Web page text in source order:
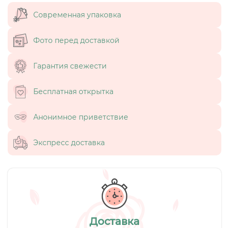
Современная упаковка
Фото перед доставкой
Гарантия свежести
Бесплатная открытка
Анонимное приветствие
Экспресс доставка
Доставка